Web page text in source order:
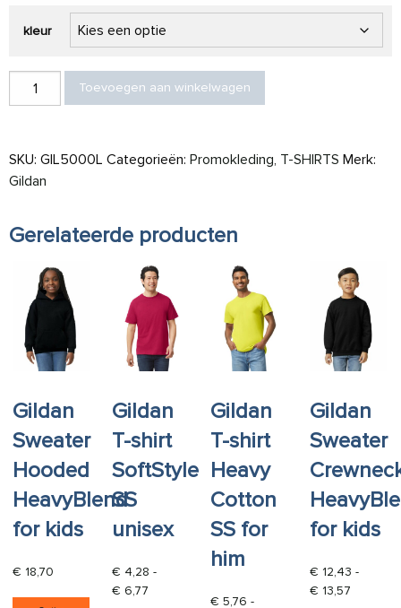
kleur
Gildan T-shirt Heavy Cotton SS for her aantal
Toevoegen aan winkelwagen
SKU: GIL5000L Categorieën: Promokleding, T-SHIRTS Merk:
Gildan
Gerelateerde producten
Gildan
Sweater
Hooded
HeavyBlend
for kids
€ 18,70
Dit product heeft meerdere variaties. Deze optie
Gildan
T-shirt
SoftStyle
SS
unisex
€ 4,28 -
€ 6,77Prijsklasse: € 4,28 tot € 6,77
Gildan
T-shirt
Heavy
Cotton
SS for
him
€ 5,76 -
Gildan
Sweater
for kids
€ 12,43 -
€ 13,57